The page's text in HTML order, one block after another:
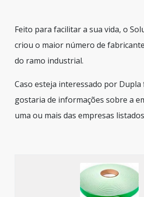
Feito para facilitar a sua vida, o
criou o maior número de
do ramo industrial.
Caso esteja interessado por Dupla
gostaria de informações sobre a
uma ou mais das empresas